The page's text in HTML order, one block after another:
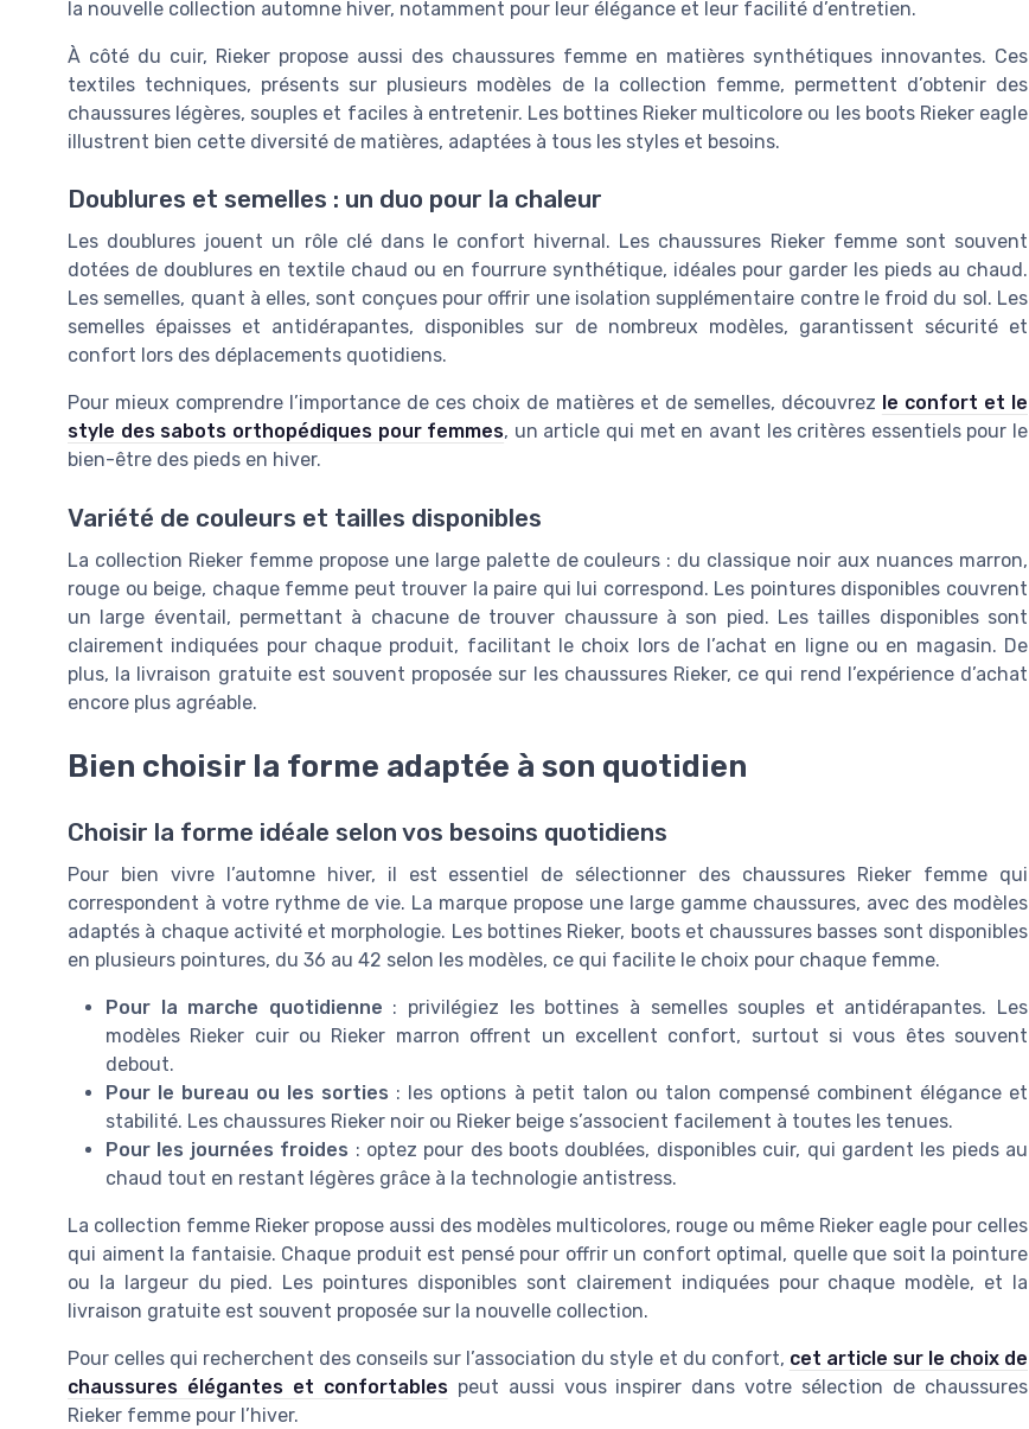
la nouvelle collection automne hiver, notamment pour leur élégance et leur facilité d’entretien.
À côté du cuir, Rieker propose aussi des chaussures femme en matières synthétiques innovantes. Ces
textiles techniques, présents sur plusieurs modèles de la collection femme, permettent d’obtenir des
chaussures légères, souples et faciles à entretenir. Les bottines Rieker multicolore ou les boots Rieker eagle
illustrent bien cette diversité de matières, adaptées à tous les styles et besoins.
Doublures et semelles : un duo pour la chaleur
Les doublures jouent un rôle clé dans le confort hivernal. Les chaussures Rieker femme sont souvent
dotées de doublures en textile chaud ou en fourrure synthétique, idéales pour garder les pieds au chaud.
Les semelles, quant à elles, sont conçues pour offrir une isolation supplémentaire contre le froid du sol. Les
semelles épaisses et antidérapantes, disponibles sur de nombreux modèles, garantissent sécurité et
confort lors des déplacements quotidiens.
Pour mieux comprendre l’importance de ces choix de matières et de semelles, découvrez le confort et le
style des sabots orthopédiques pour femmes, un article qui met en avant les critères essentiels pour le
bien-être des pieds en hiver.
Variété de couleurs et tailles disponibles
La collection Rieker femme propose une large palette de couleurs : du classique noir aux nuances marron,
rouge ou beige, chaque femme peut trouver la paire qui lui correspond. Les pointures disponibles couvrent
un large éventail, permettant à chacune de trouver chaussure à son pied. Les tailles disponibles sont
clairement indiquées pour chaque produit, facilitant le choix lors de l’achat en ligne ou en magasin. De
plus, la livraison gratuite est souvent proposée sur les chaussures Rieker, ce qui rend l’expérience d’achat
encore plus agréable.
Bien choisir la forme adaptée à son quotidien
Choisir la forme idéale selon vos besoins quotidiens
Pour bien vivre l’automne hiver, il est essentiel de sélectionner des chaussures Rieker femme qui
correspondent à votre rythme de vie. La marque propose une large gamme chaussures, avec des modèles
adaptés à chaque activité et morphologie. Les bottines Rieker, boots et chaussures basses sont disponibles
en plusieurs pointures, du 36 au 42 selon les modèles, ce qui facilite le choix pour chaque femme.
Pour la marche quotidienne : privilégiez les bottines à semelles souples et antidérapantes. Les
modèles Rieker cuir ou Rieker marron offrent un excellent confort, surtout si vous êtes souvent
debout.
Pour le bureau ou les sorties : les options à petit talon ou talon compensé combinent élégance et
stabilité. Les chaussures Rieker noir ou Rieker beige s’associent facilement à toutes les tenues.
Pour les journées froides : optez pour des boots doublées, disponibles cuir, qui gardent les pieds au
chaud tout en restant légères grâce à la technologie antistress.
La collection femme Rieker propose aussi des modèles multicolores, rouge ou même Rieker eagle pour celles
qui aiment la fantaisie. Chaque produit est pensé pour offrir un confort optimal, quelle que soit la pointure
ou la largeur du pied. Les pointures disponibles sont clairement indiquées pour chaque modèle, et la
livraison gratuite est souvent proposée sur la nouvelle collection.
Pour celles qui recherchent des conseils sur l’association du style et du confort, cet article sur le choix de
chaussures élégantes et confortablespeut aussi vous inspirer dans votre sélection de chaussures
Rieker femme pour l’hiver.